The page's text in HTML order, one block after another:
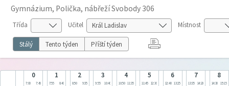
Gymnázium, Polička, nábřeží Svobody 306
Třída Učitel Místnost
Stálý Tento týden Příští týden
0
7:00 7:45
1
7:55 8:40
2
8:50 9:35
3
9:55 10:40
4
10:50 11:35
5
11:45 12:30
6
12:40 13:25
7
13:35 14:20
8
14:30 15:15